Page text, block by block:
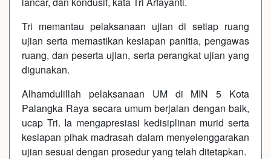
Tri memantau pelaksanaan ujian di setiap ruang
ujian serta memastikan kesiapan panitia, pengawas
ruang, dan peserta ujian, serta perangkat ujian yang
digunakan.
Alhamdulillah pelaksanaan UM di MIN 5 Kota
Palangka Raya secara umum berjalan dengan baik,
ucap Tri. Ia mengapresiasi kedisiplinan murid serta
kesiapan pihak madrasah dalam menyelenggarakan
ujian sesuai dengan prosedur yang telah ditetapkan.